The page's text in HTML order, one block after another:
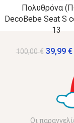
Πολυθρόνα
DecoBebe Seat S
13
100,00€ 39,99 €
Οι